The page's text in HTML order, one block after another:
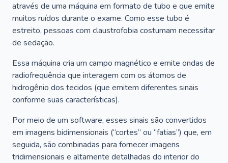
através de uma máquina em formato de tubo e que emite
muitos ruídos durante o exame. Como esse tubo é
estreito, pessoas com claustrofobia costumam necessitar
de sedação.
Essa máquina cria um campo magnético e emite ondas de
radiofrequência que interagem com os átomos de
hidrogênio dos tecidos (que emitem diferentes sinais
conforme suas características).
Por meio de um software, esses sinais são convertidos
em imagens bidimensionais (“cortes” ou “fatias”) que, em
seguida, são combinadas para fornecer imagens
tridimensionais e altamente detalhadas do interior do